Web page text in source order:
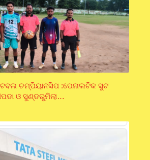
ଚମ୍ପିୟାନସିପ :ପେନାଲଟିକ ସୁଟ
ଓ ସୁଣ୍ଡରୁମିଲା…